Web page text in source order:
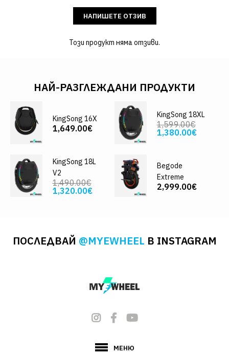
НАПИШЕТЕ ОТЗИВ
Този продукт няма отзиви.
НАЙ-РАЗГЛЕЖДАНИ ПРОДУКТИ
KingSong 16X
1,649.00€
KingSong 18XL
1,599.00€
1,380.00€
KingSong 18L
V2
1,490.00€
1,320.00€
Begode
Extreme
2,999.00€
ПОСЛЕДВАЙ @MYEWHEEL В INSTAGRAM
МЕНЮ